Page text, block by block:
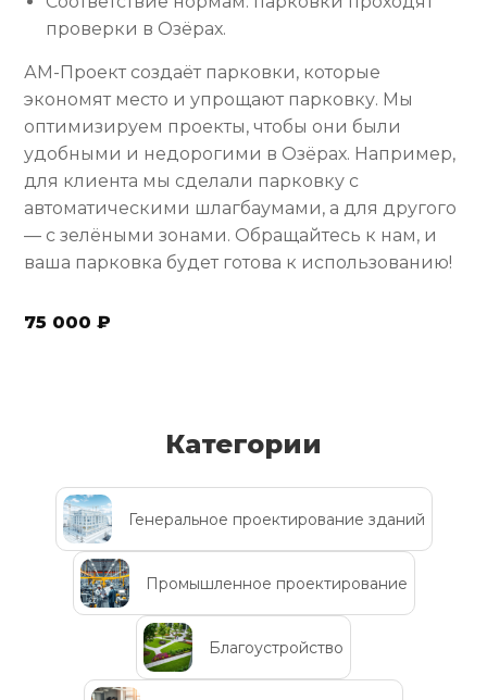
проверки в Озёрах.
АМ-Проект создаёт парковки, которые
экономят место и упрощают парковку. Мы
оптимизируем проекты, чтобы они были
удобными и недорогими в Озёрах. Например,
для клиента мы сделали парковку с
автоматическими шлагбаумами, а для другого
— с зелёными зонами. Обращайтесь к нам, и
ваша парковка будет готова к использованию!
75 000 ₽
Категории
Генеральное проектирование зданий
Промышленное проектирование
Благоустройство